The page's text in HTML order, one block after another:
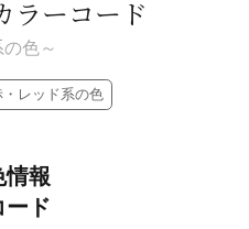
ラーコード
の色～
・レッド系の色
情報
ード